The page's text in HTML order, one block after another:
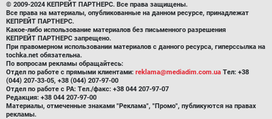
© 2009-2024 КЕПРЕЙТ ПАРТНЕРС. Все права защищены.
Все права на материалы, опубликованные на данном ресурсе, принадлежат
КЕПРЕЙТ ПАРТНЕРС.
Какое-либо использование материалов без письменного разрешения
КЕПРЕЙТ ПАРТНЕРС запрещено.
При правомерном использовании материалов с данного ресурса, гиперссылка на
tochka.net обязательна.
По вопросам рекламы обращайтесь:
Отдел по работе с прямыми клиентами: reklama@mediadim.com.ua Тел: +38
(044) 207-33-05, +38 (044) 207-97-00
Отдел по работе с РА: Тел./факс: +38 044 207-97-07
Редакция: +38 044 207-97-00
Материалы, отмеченные знаками "Реклама", "Промо", публикуются на правах
рекламы.